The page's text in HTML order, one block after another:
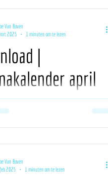
|
april
Van Boven
2025
1 minuten om te lezen
Van Boven
2025
1 minuten om te lezen